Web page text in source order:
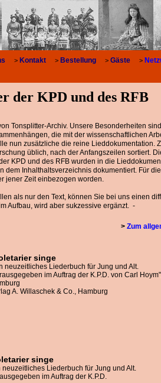
der KPD und des RFB
Tonsplitter-Archiv. Unsere Besonderheiten
die mit der wissenschaftlichen
nun zusätzliche die reine Lieddokumentation.
üblich, nach der Anfangszeilen sortiert.
KPD und des RFB wurden in die
Inhalthaltsverzeichnis dokumentiert. Für
jener Zeit einbezogen worden.
als nur den Text, können Sie bei uns einen
Aufbau, wird aber sukzessive ergänzt. -
> Zum
singe
neuzeitliches Liederbuch für Jung und Alt.
im Auftrag der K.P.D. von Carl
A. Willaschek & Co., Hamburg
singe
neuzeitliches Liederbuch für Jung und Alt.
im Auftrag der K.P.D.
> Kontakt > Bestellung > Gäste >